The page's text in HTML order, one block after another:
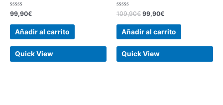
Valorado
con
0
99,90€
Añadir al carrito
Quick View
Valorado
con
0
109,90€ 99,90€
Añadir al carrito
Quick View